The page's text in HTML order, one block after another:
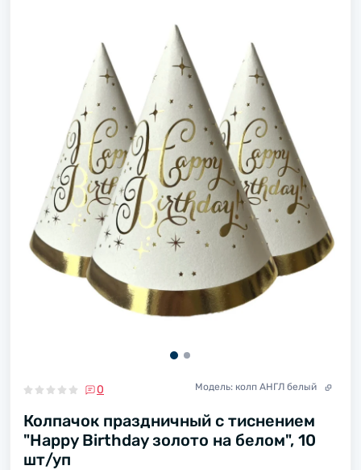
0 Модель: колп АНГЛ белый
Колпачок праздничный с тиснением
"Happy Birthday золото на белом", 10
шт/уп